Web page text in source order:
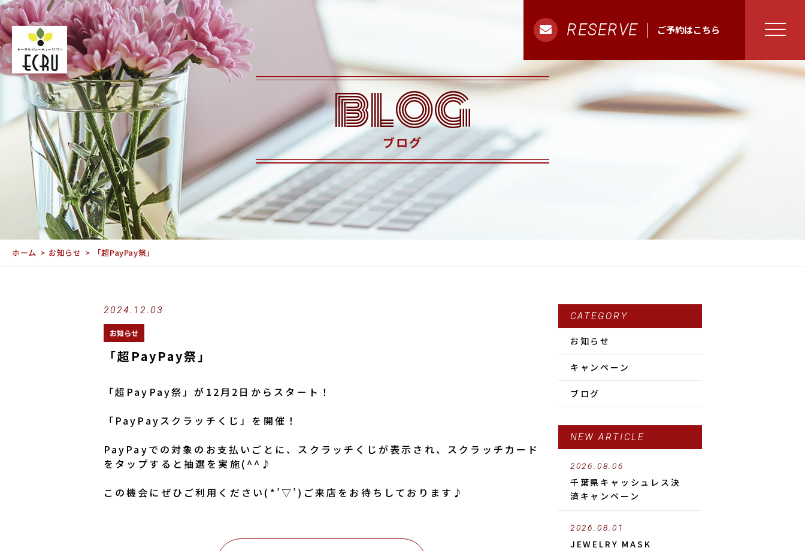
RESERVE ご予約はこちら
BLOG
ブログ
ホーム お知らせ 「超PayPay祭」
2024.12.03
お知らせ
「超PayPay祭」
「超PayPay祭」が12月2日からスタート！
「PayPayスクラッチくじ」を開催！
PayPayでの対象のお支払いごとに、スクラッチくじが表示され、スクラッチカード
をタップすると抽選を実施(^^♪
この機会にぜひご利用ください(*’▽’)ご来店をお待ちしております♪
CATEGORY
お知らせ
キャンペーン
ブログ
NEW ARTICLE
2026.08.06
千葉県キャッシュレス決
済キャンペーン
2026.08.01
JEWELRY MASK